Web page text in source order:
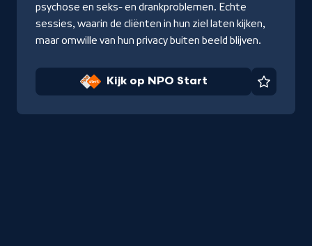
psychose en seks- en drankproblemen. Echte
sessies, waarin de cliënten in hun ziel laten kijken,
maar omwille van hun privacy buiten beeld blijven.
Kijk op NPO Start